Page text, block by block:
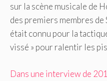
sur la scène musicale de
des premiers membres
était connu pour la
vissé » pour ralentir les
Dans une interview de